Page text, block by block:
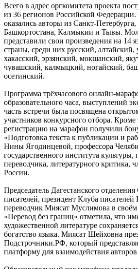
Всего в адрес оргкомитета проекта
из 36 регионов Российской
оказались авторы из Санкт-
Башкортостана, Калмыкии и Тывы.
представили свои произведения на 14
страны, среди них русский, алтайский,
хакасский, эрзянский, мокшанский,
чувашский, калмыцкий, ногайский,
осетинский.
Программа трёхчасового онлайн-
образовательного часа, выступлений
часть встречи была посвящена
участников конкурсного отбора.
регистрацию на марафон получили
«Подготовка текста к публикации и
Нины Ягодинцевой, профессора
государственного института культуры,
переводчика, литературного критика,
России.
Председатель Дагестанского
писателей, президент Клуба писателей
переводчик Миясат Муслимова в
«Перевод без границ» отметила, что
художественной литературе
богатство языка. Миясат Шейховна
Подстрочники.РФ, который
платформу для взаимодействия